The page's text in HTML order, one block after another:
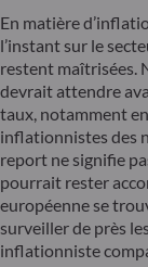
En matière
l’instant sur le
restent maîtrisées.
devrait attendre
taux, notamment
inflationnistes des
report ne signifie
pourrait rester
européenne se
surveiller de près
inflationniste